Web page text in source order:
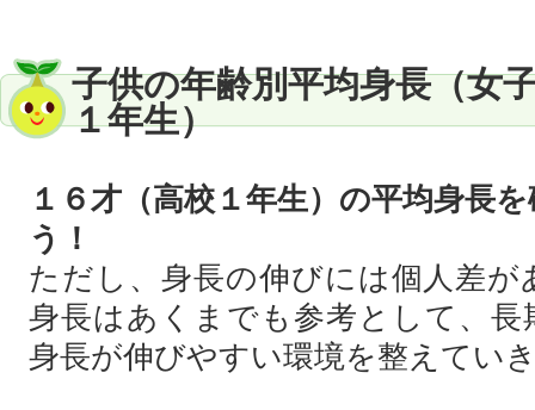
子供の年齢別平均身長（女
１年生）
１６才（高校１年生）の平均身長
う！
ただし、身長の伸びには個人差が
身長はあくまでも参考として、長
身長が伸びやすい環境を整えてい